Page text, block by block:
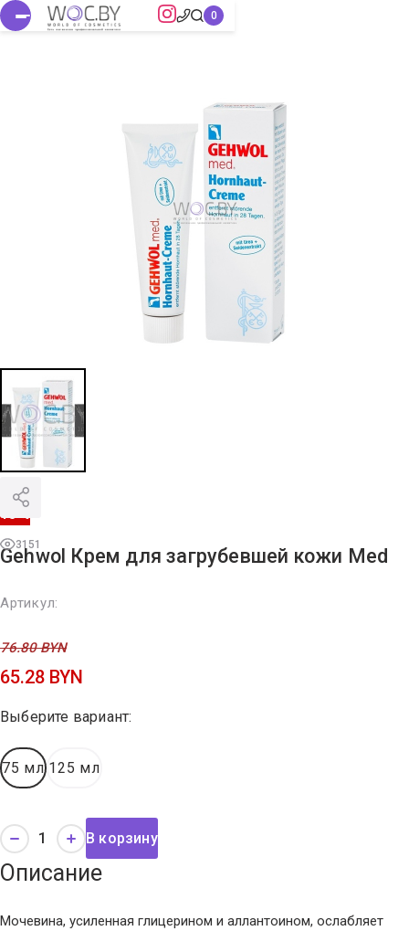
3151
15 %
Gehwol Крем для загрубевшей кожи Med
Артикул:
76.80BYN
65.28 BYN
Выберите вариант:
75 мл 125 мл
В корзину
Описание
Мочевина, усиленная глицерином и аллантоином, ослабляет